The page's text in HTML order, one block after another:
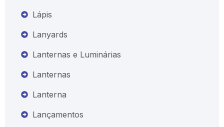
Lápis
Lanyards
Lanternas e Luminárias
Lanternas
Lanterna
Lançamentos